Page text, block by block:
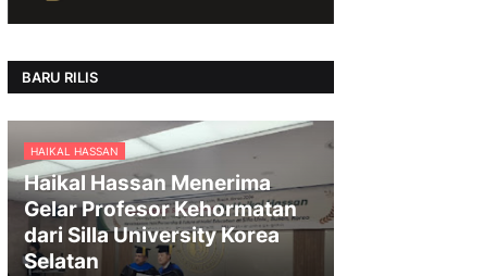
BARU RILIS
HAIKAL HASSAN
Haikal Hassan Menerima
Gelar Profesor Kehormatan
dari Silla University Korea
Selatan